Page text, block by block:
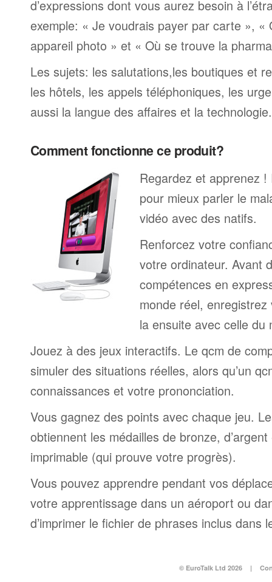
d’expressions dont vous aurez besoin à
exemple: « Je voudrais payer par carte », «
appareil photo » et « Où se trouve la
Les sujets: les salutations,les boutiques et
les hôtels, les appels téléphoniques, les
aussi la langue des affaires et la technologie.
Comment fonctionne ce produit?
Regardez et apprenez
pour mieux parler le
vidéo avec des natifs.
Renforcez votre
votre ordinateur. Avant
compétences en
monde réel,
la ensuite avec celle du
Jouez à des jeux interactifs. Le qcm de
simuler des situations réelles, alors qu’un
connaissances et votre prononciation.
Vous gagnez des points avec chaque jeu.
obtiennent les médailles de bronze, d’argent
imprimable (qui prouve votre progrès).
Vous pouvez apprendre pendant vos
votre apprentissage dans un aéroport ou
d’imprimer le fichier de phrases inclus dans
© EuroTalk Ltd 2026 |